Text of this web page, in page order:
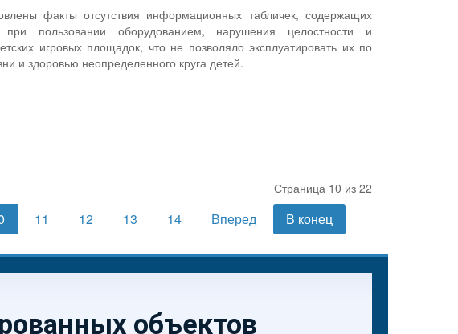
факты отсутствия информационных табличек, содержащих
пользовании оборудованием, нарушения целостности и
игровых площадок, что не позволяло эксплуатировать их по
и здоровью неопределенного круга детей.
Страница 10 из 22
11 12 13 14 Вперед В конец